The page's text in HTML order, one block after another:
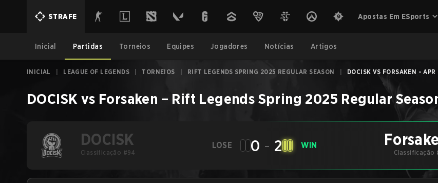
STRAFE Apostas Em ESports
Inicial Partidas Torneios Equipes Jogadores Notícias Artigos
INICIAL LEAGUE OF LEGENDS TORNEIOS RIFT LEGENDS SPRING 2025 REGULAR SEASON DOCISK VS FORSAKEN -
DOCISK vs Forsaken – Rift Legends Spring 2025 Regular
DOCISK
Classificação #94
LOSE 0 - 2 WIN
Classificação